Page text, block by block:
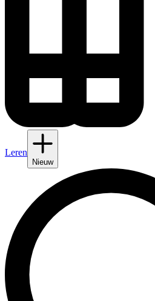
Leren
Nieuw